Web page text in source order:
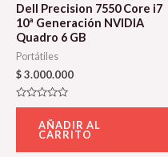
Dell Precision 7550 Core i7
10ª Generación NVIDIA
Quadro 6 GB
Portátiles
$3.000.000
Valorado
AÑADIR AL
CARRITO